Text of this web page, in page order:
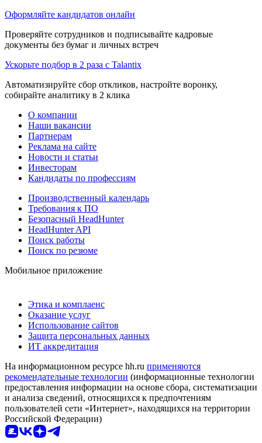
Оформляйте кандидатов онлайн
Проверяйте сотрудников и подписывайте кадровые
документы без бумаг и личных встреч
Ускорьте подбор в 2 раза с Talantix
Автоматизируйте сбор откликов, настройте воронку,
собирайте аналитику в 2 клика
О компании
Наши вакансии
Партнерам
Реклама на сайте
Новости и статьи
Инвесторам
Кандидаты по профессиям
Производственный календарь
Требования к ПО
Безопасный HeadHunter
HeadHunter API
Поиск работы
Поиск по резюме
Мобильное приложение
Этика и комплаенс
Оказание услуг
Использование сайтов
Защита персональных данных
ИТ аккредитация
На информационном ресурсе hh.ru применяются
рекомендательные технологии (информационные технологии
предоставления информации на основе сбора, систематизации
и анализа сведений, относящихся к предпочтениям
пользователей сети «Интернет», находящихся на территории
Российской Федерации)